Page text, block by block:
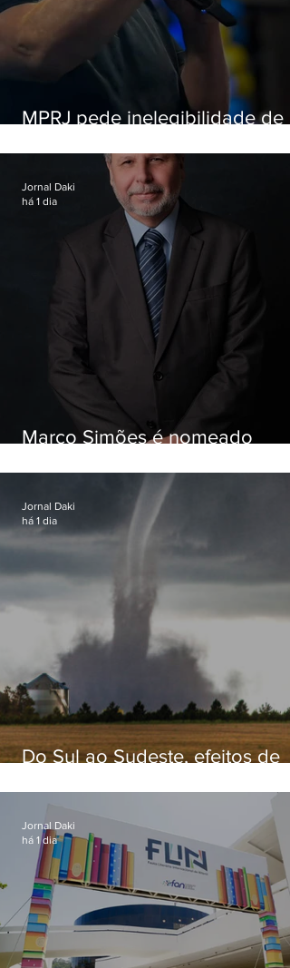
MPRJ pede inelegibilidade de
Marco Simões é nomeado
Jornal Daki
há 1 dia
Do Sul ao Sudeste, efeitos de
apreensão na população
Jornal Daki
há 1 dia
Jornal Daki
há 1 dia